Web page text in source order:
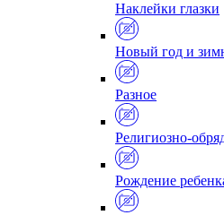
Наклейки глазки
Новый год и
Разное
Религиозно-
Рождение